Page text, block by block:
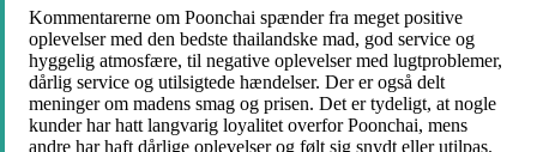
Kommentarerne om Poonchai spænder fra meget positive
oplevelser med den bedste thailandske mad, god service og
hyggelig atmosfære, til negative oplevelser med lugtproblemer,
dårlig service og utilsigtede hændelser. Der er også delt
meninger om madens smag og prisen. Det er tydeligt, at nogle
kunder har hatt langvarig loyalitet overfor Poonchai, mens
andre har haft dårlige oplevelser og følt sig snydt eller utilpas.